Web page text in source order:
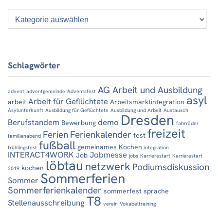
Kategorien
Schlagwörter
advent adventgemeinde Adventsfest AG Arbeit und Ausbildung
arbeit Arbeit für Geflüchtete Arbeitsmarktintegration asyl
Asylunterkunft Ausbildung für Geflüchtete Ausbildung und Arbeit Austausch
Berufstandem Bewerbung demo Dresden fahrräder
familienabend Ferien Ferienkalender fest freizeit
frühlingsfest fußball gemeinames Kochen integration
INTERACT4WORK Job Jobmesse jobs Karrierestart Karrierestart
2019 kochen löbtau netzwerk Podiumsdiskussion
Sommer Sommerferien
Sommerferienkalender sommerfest sprache
Stellenausschreibung T8 verein Vokabeltraining